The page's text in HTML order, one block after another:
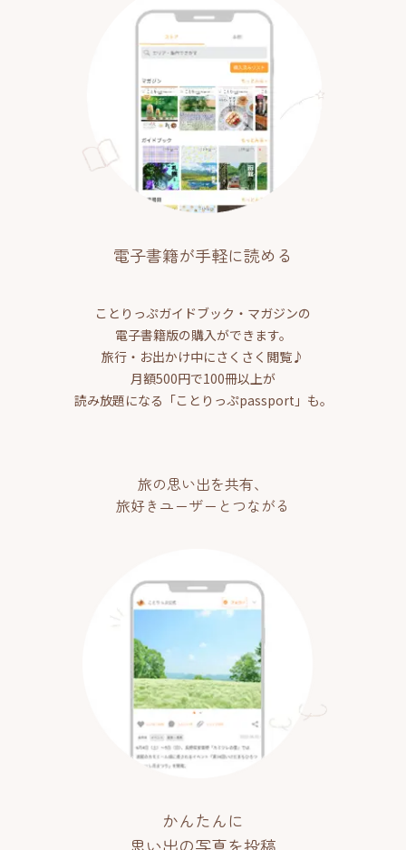
電子書籍が手軽に読める
ことりっぷガイドブック・マガジンの
電子書籍版の購入ができます。
旅行・お出かけ中にさくさく閲覧♪
月額500円で100冊以上が
読み放題になる「ことりっぷpassport」も。
旅の思い出を共有、
旅好きユーザーとつながる
かんたんに